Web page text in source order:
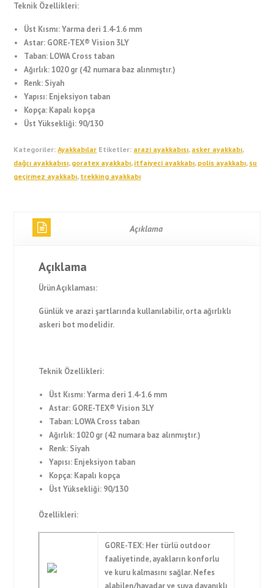
Teknik Özellikleri:
Üst Kısmı: Yarma deri 1.4-1.6 mm
Astar: GORE-TEX® Vision 3LY
Taban: LOWA Cross taban
Ağırlık: 1020 gr (42 numara baz alınmıştır.)
Renk: Siyah
Yapısı: Enjeksiyon taban
Kopça: Kapalı kopça
Üst Yüksekliği: 90/130
Kategoriler:Ayakkabılar Etiketler: arazi ayakkabısı, asker ayakkabı,
dağcı ayakkabısı, goratex ayakkabı, itfaiyeci ayakkabı, polis ayakkabı, su
geçirmez ayakkabı, trekking ayakkabı
Açıklama
Açıklama
Ürün Açıklaması:
Günlük ve arazi şartlarında kullanılabilir, orta ağırlıklı
askeri bot modelidir.
Teknik Özellikleri:
Üst Kısmı: Yarma deri 1.4-1.6 mm
Astar: GORE-TEX® Vision 3LY
Taban: LOWA Cross taban
Ağırlık: 1020 gr (42 numara baz alınmıştır.)
Renk: Siyah
Yapısı: Enjeksiyon taban
Kopça: Kapalı kopça
Üst Yüksekliği: 90/130
Özellikleri:
GORE-TEX: Her türlü outdoor
faaliyetinde, ayakların konforlu
ve kuru kalmasını sağlar. Nefes
alabilen/havadar ve suya dayanıklı